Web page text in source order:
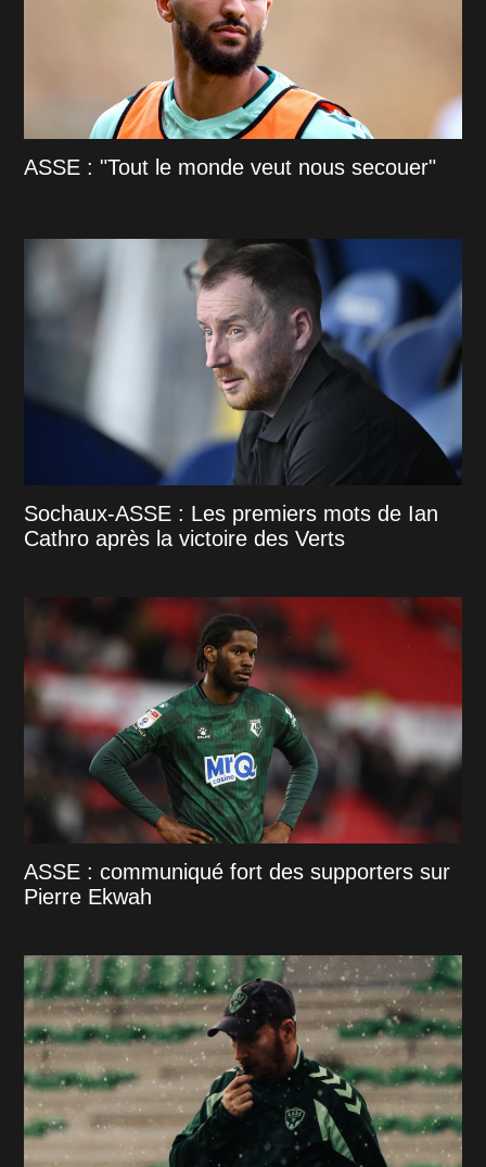
ASSE : "Tout le monde veut nous secouer"
Sochaux-ASSE : Les premiers mots de Ian
Cathro après la victoire des Verts
ASSE : communiqué fort des supporters sur
Pierre Ekwah